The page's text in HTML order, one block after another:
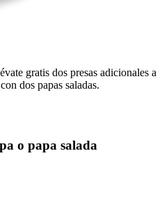
gratis dos presas adicionales a
dos papas saladas.
o papa salada